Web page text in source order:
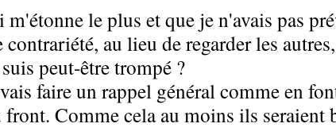
le plus et que je n'avais pas
au lieu de regarder les
peut-être trompé ?
faire un rappel général comme en
Comme cela au moins ils seraient